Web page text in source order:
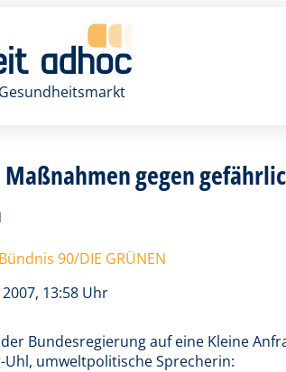
gegen
90/DIE GRÜNEN
13:58 Uhr
Bundesregierung auf eine Kleine
Uhl, umweltpolitische Sprecherin: